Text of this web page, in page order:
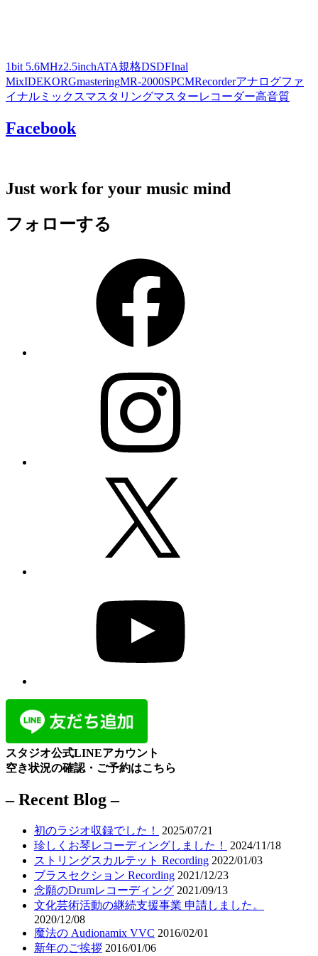
1bit 5.6MHz2.5inchATA規格DSDFInal
MixIDEKORGmasteringMR-2000SPCMRecorderアナログファ
イナルミックスマスタリングマスターレコーダー高音質
Facebook
Just work for your music mind
フォローする
スタジオ公式LINEアカウント
空き状況の確認・ご予約はこちら
– Recent Blog –
初のラジオ収録でした！
2025/07/21
珍しくお琴レコーディングしました！
2024/11/18
ストリングスカルテット Recording 2022/01/03
ブラスセクション Recording 2021/12/23
念願のDrumレコーディング 2021/09/13
文化芸術活動の継続支援事業 申請しました。
2020/12/08
魔法の Audionamix VVC 2016/02/01
新年のご挨拶 2016/01/06